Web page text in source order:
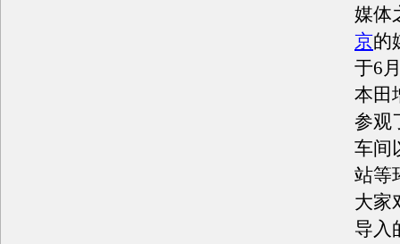
媒体
京的
于6
本田
参观
车间
站等
大家
导入